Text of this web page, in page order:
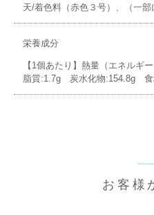
天/着色料（赤色３号）、（一部
栄養成分
【1個あたり】熱量（エネル
脂質:1.7g 炭水化物:154.8g 食
お客様